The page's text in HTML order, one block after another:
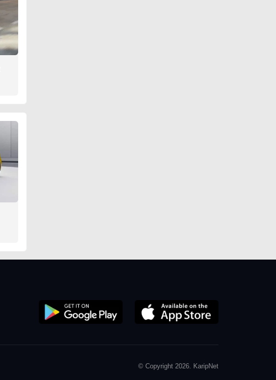
© Copyright 2026. KaripNet